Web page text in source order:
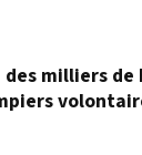
milliers de